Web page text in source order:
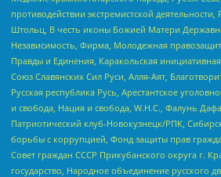
противодействии экстремистской
Штольц, В честь иконы Божией Матери
Независимость, Фирма, Молодежная
Правды и Единения, Каракольская
Союз Славянских Сил Руси, Алля-Аят,
Русская республика Русь, Арестантское
и свобода, Нация и свобода, W.H.С., Фалунь
Патриотический клуб-Новокузнецк/РПК,
борьбы с коррупцией, Фонд защиты прав
Совет граждан СССР Прикубанского округа г.
государство, Народное объединение русского